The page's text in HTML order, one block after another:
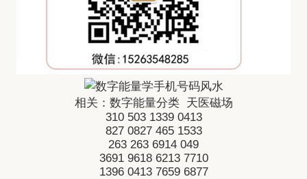
相关： 数字能量分类
天医磁场
310 503 1339 0413
827 0827 465 1533
263 263 6914 049
3691 9618 6213 7710
1396 0413 7659 6877